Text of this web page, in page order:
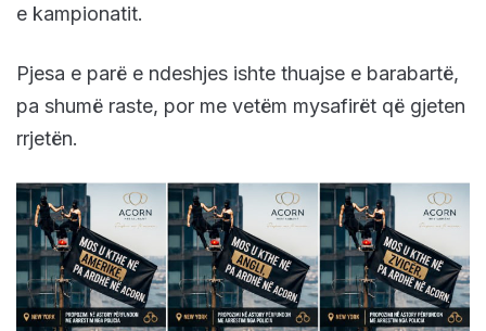
e kampionatit.
Pjesa e parë e ndeshjes ishte thuajse e barabartë,
pa shumë raste, por me vetëm mysafirët që gjeten
rrjetën.